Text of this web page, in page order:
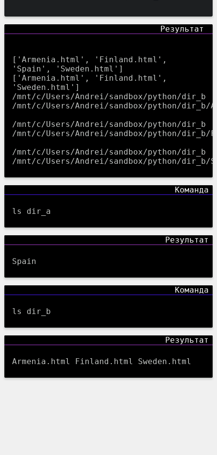
['Armenia.html', 'Finland.html',
'Spain', 'Sweden.html']
['Armenia.html', 'Finland.html',
'Sweden.html']
/mnt/c/Users/Andrei/sandbox/python/dir_b
/mnt/c/Users/Andrei/sandbox/python/dir_b/
/mnt/c/Users/Andrei/sandbox/python/dir_b
/mnt/c/Users/Andrei/sandbox/python/dir_b/
/mnt/c/Users/Andrei/sandbox/python/dir_b
ls dir_a
Spain
ls dir_b
Armenia.html Finland.html Sweden.html